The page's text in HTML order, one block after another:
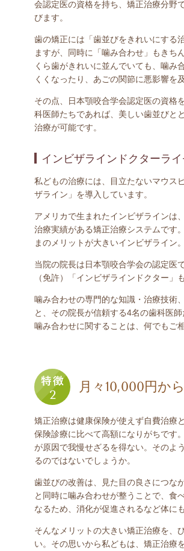
会認定医の資格を持ち、矯正治療分野
びます。
歯の矯正には「歯並びをきれいにする
ますが、同時に「噛み合わせ」もきち
くら歯がきれいに並んでいても、噛み
くくなったり、あごの関節に悪影響を
その点、日本顎咬合学会認定医の資格
科医師たちであれば、美しい歯並びと
治療が可能です。
インビザラインドクターラ
私どもの治療には、目立たないマウス
ザライン」を導入しています。
アメリカで生まれたインビザライン
治療実績がある矯正治療システムです
まのメリットが大きいインビザライン
当院の院長は日本顎咬合学会の認定医
（免許）「インビザラインドクター」
噛み合わせの専門的な知識・治療技術
と、その院長が信頼する4名の歯科医
噛み合わせに関することは、何でもご
月々10,000円か
矯正治療は健康保険が使えず自費治療
保険診療に比べて高額になりがちです
が原因で我慢せざるを得ない。そのよ
るのではないでしょうか。
歯並びの改善は、見た目の良さにつな
と同時に噛み合わせが整うことで、食
なるため、消化が促進されるなど体に
そんなメリットの大きい矯正治療を、
い。その思いから私どもは、矯正治療